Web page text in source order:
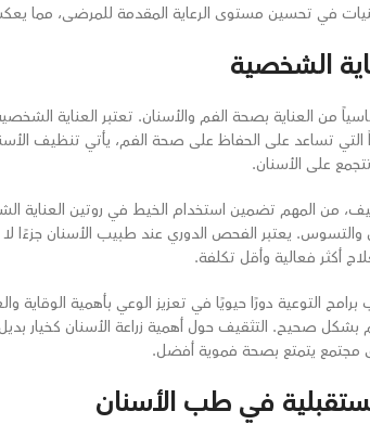
في تحسين مستوى الرعاية المقدمة للمرضى، مما
الشخصية
من العناية بصحة الفم والأسنان. تعتبر العناية
التي تساعد على الحفاظ على صحة الفم، يأتي تنظيف
على الأسنان.
من المهم تضمين استخدام الخيط في روتين العناية
يعتبر الفحص الدوري عند طبيب الأسنان جزءًا
أكثر فعالية وأقل تكلفة.
التوعية دورًا حيويًا في تعزيز الوعي بأهمية الوقاية
بشكل صحيح. التثقيف حول أهمية زراعة الأسنان
مجتمع يتمتع بصحة فموية أفضل.
في طب الأسنان